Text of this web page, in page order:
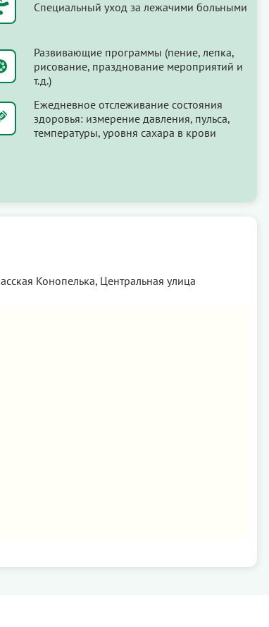
Специальный уход за лежачими больными
Развивающие программы (пение, лепка,
рисование, празднование мероприятий и
т.д.)
Ежедневное отслеживание состояния
здоровья: измерение давления, пульса,
температуры, уровня сахара в крови
Конопелька, Центральная улица